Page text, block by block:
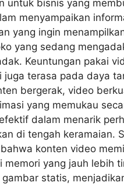
untuk bisnis yang
menyampaikan
yang ingin
yang sedang
Keuntungan pakai
juga terasa pada daya
bergerak, video
yang memukau
dalam menarik
di tengah keramaian.
konten video
memori yang jauh lebih
statis,